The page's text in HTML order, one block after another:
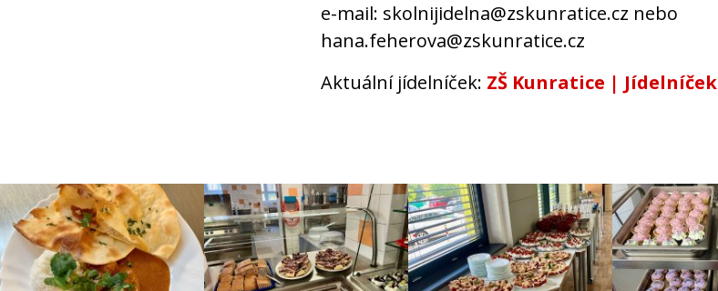
e-mail: skolnijidelna@zskunratice.cz nebo
hana.feherova@zskunratice.cz
Aktuální jídelníček: ZŠ Kunratice | Jídelníček